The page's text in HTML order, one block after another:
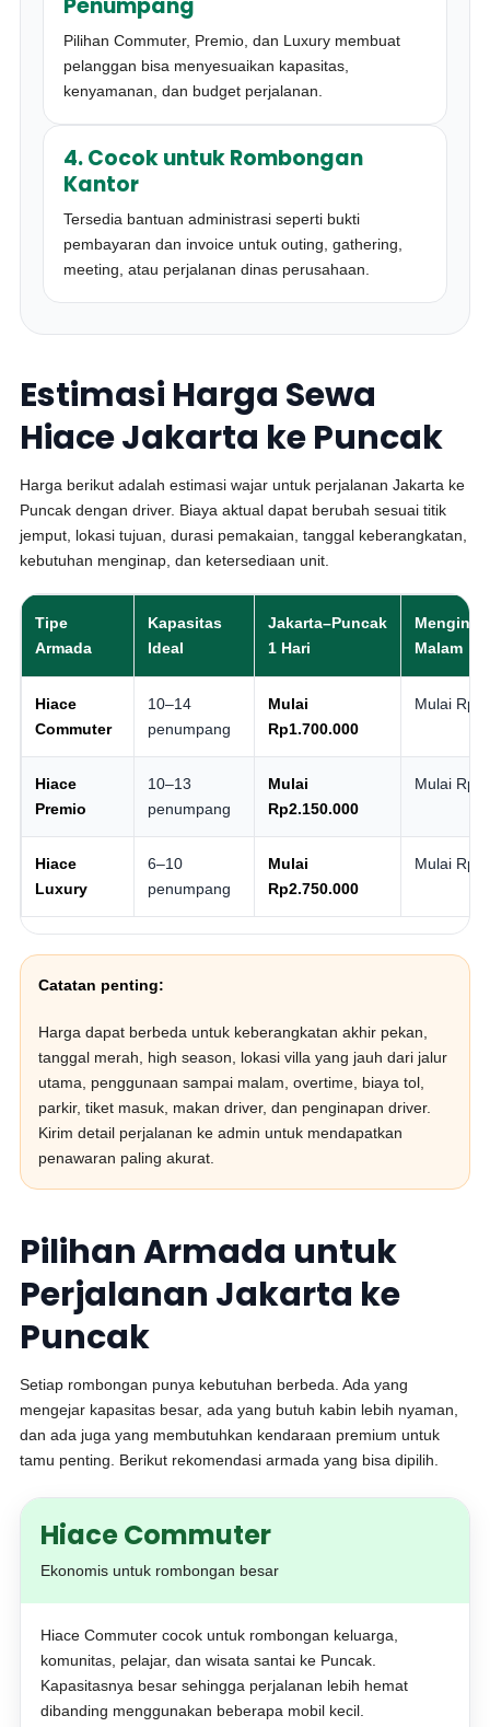
Penumpang
Pilihan Commuter, Premio, dan Luxury membuat
pelanggan bisa menyesuaikan kapasitas,
kenyamanan, dan budget perjalanan.
4. Cocok untuk Rombongan
Kantor
Tersedia bantuan administrasi seperti bukti
pembayaran dan invoice untuk outing, gathering,
meeting, atau perjalanan dinas perusahaan.
Estimasi Harga Sewa
Hiace Jakarta ke Puncak
Harga berikut adalah estimasi wajar untuk perjalanan Jakarta ke
Puncak dengan driver. Biaya aktual dapat berubah sesuai titik
jemput, lokasi tujuan, durasi pemakaian, tanggal keberangkatan,
kebutuhan menginap, dan ketersediaan unit.
Tipe
Armada
Kapasitas
Ideal
Jakarta–Puncak
1 Hari
Malam
Hiace
Commuter
10–14
penumpang
Mulai
Rp1.700.000
Mulai
Hiace
Premio
10–13
penumpang
Mulai
Rp2.150.000
Mulai
Hiace
Luxury
6–10
penumpang
Mulai
Rp2.750.000
Mulai
Catatan penting:
Harga dapat berbeda untuk keberangkatan akhir pekan,
tanggal merah, high season, lokasi villa yang jauh dari jalur
utama, penggunaan sampai malam, overtime, biaya tol,
parkir, tiket masuk, makan driver, dan penginapan driver.
Kirim detail perjalanan ke admin untuk mendapatkan
penawaran paling akurat.
Pilihan Armada untuk
Perjalanan Jakarta ke
Puncak
Setiap rombongan punya kebutuhan berbeda. Ada yang
mengejar kapasitas besar, ada yang butuh kabin lebih nyaman,
dan ada juga yang membutuhkan kendaraan premium untuk
tamu penting. Berikut rekomendasi armada yang bisa dipilih.
Hiace Commuter
Ekonomis untuk rombongan besar
Hiace Commuter cocok untuk rombongan keluarga,
komunitas, pelajar, dan wisata santai ke Puncak.
Kapasitasnya besar sehingga perjalanan lebih hemat
dibanding menggunakan beberapa mobil kecil.